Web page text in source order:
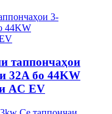
таппончаҳои
32A бо 44KW
AC EV